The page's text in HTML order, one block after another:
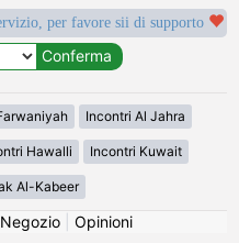
per favore sii di supporto
Incontri Al Jahra
Hawalli Incontri Kuwait
Al-Kabeer
Negozio| Opinioni